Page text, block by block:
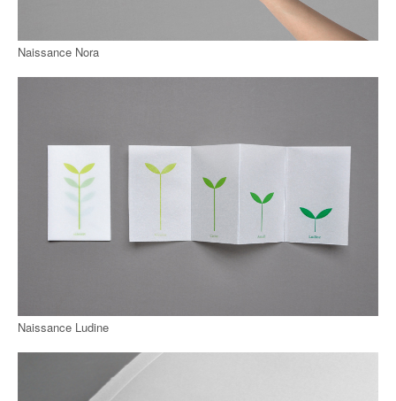
Naissance Nora
Naissance Ludine